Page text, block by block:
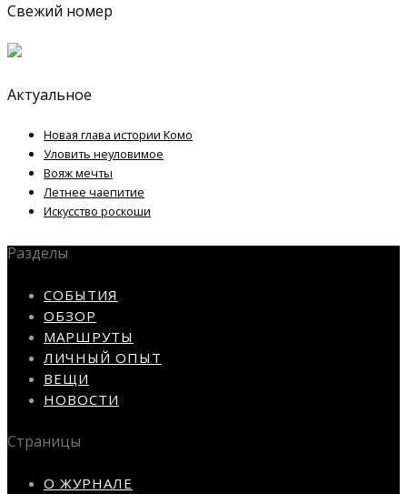
Свежий номер
Актуальное
Новая глава истории Комо
Уловить неуловимое
Вояж мечты
Летнее чаепитие
Искусство роскоши
Разделы
СОБЫТИЯ
ОБЗОР
МАРШРУТЫ
ЛИЧНЫЙ ОПЫТ
ВЕЩИ
НОВОСТИ
Страницы
О ЖУРНАЛЕ